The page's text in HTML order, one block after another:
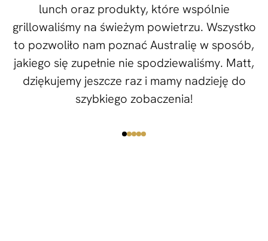
lunch oraz produkty, które wspólnie
grillowaliśmy na świeżym powietrzu. Wszystko
to pozwoliło nam poznać Australię w sposób,
jakiego się zupełnie nie spodziewaliśmy. Matt,
dziękujemy jeszcze raz i mamy nadzieję do
szybkiego zobaczenia!